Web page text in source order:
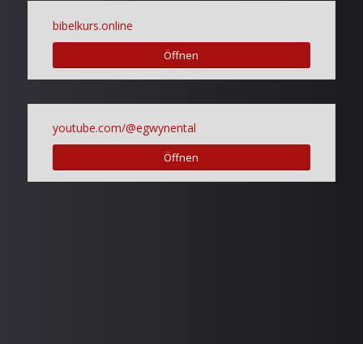
bibelkurs.online
Öffnen
youtube.com/@egwynental
Öffnen